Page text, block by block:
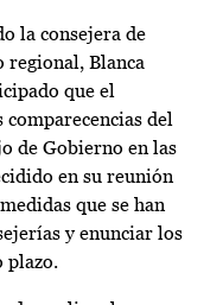
la consejera de
regional, Blanca
que el
del
de Gobierno en las
en su reunión
que se han
y enunciar los
plazo.